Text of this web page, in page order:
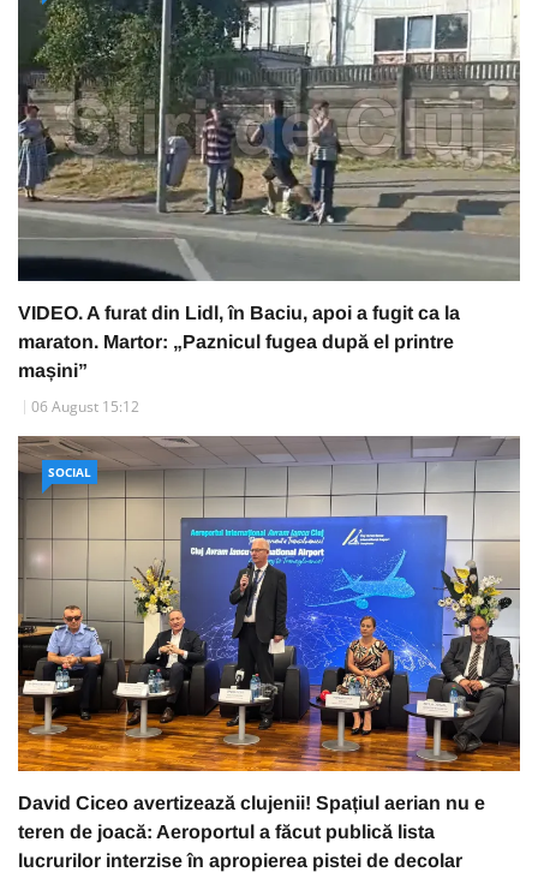
VIDEO. A furat din Lidl, în Baciu, apoi a fugit ca la
maraton. Martor: „Paznicul fugea după el printre
mașini”
06 August 15:12
SOCIAL
David Ciceo avertizează clujenii! Spațiul aerian nu e
teren de joacă: Aeroportul a făcut publică lista
lucrurilor interzise în apropierea pistei de decolar